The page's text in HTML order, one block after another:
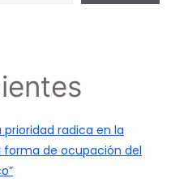
prioridad radica en la
de ocupación del